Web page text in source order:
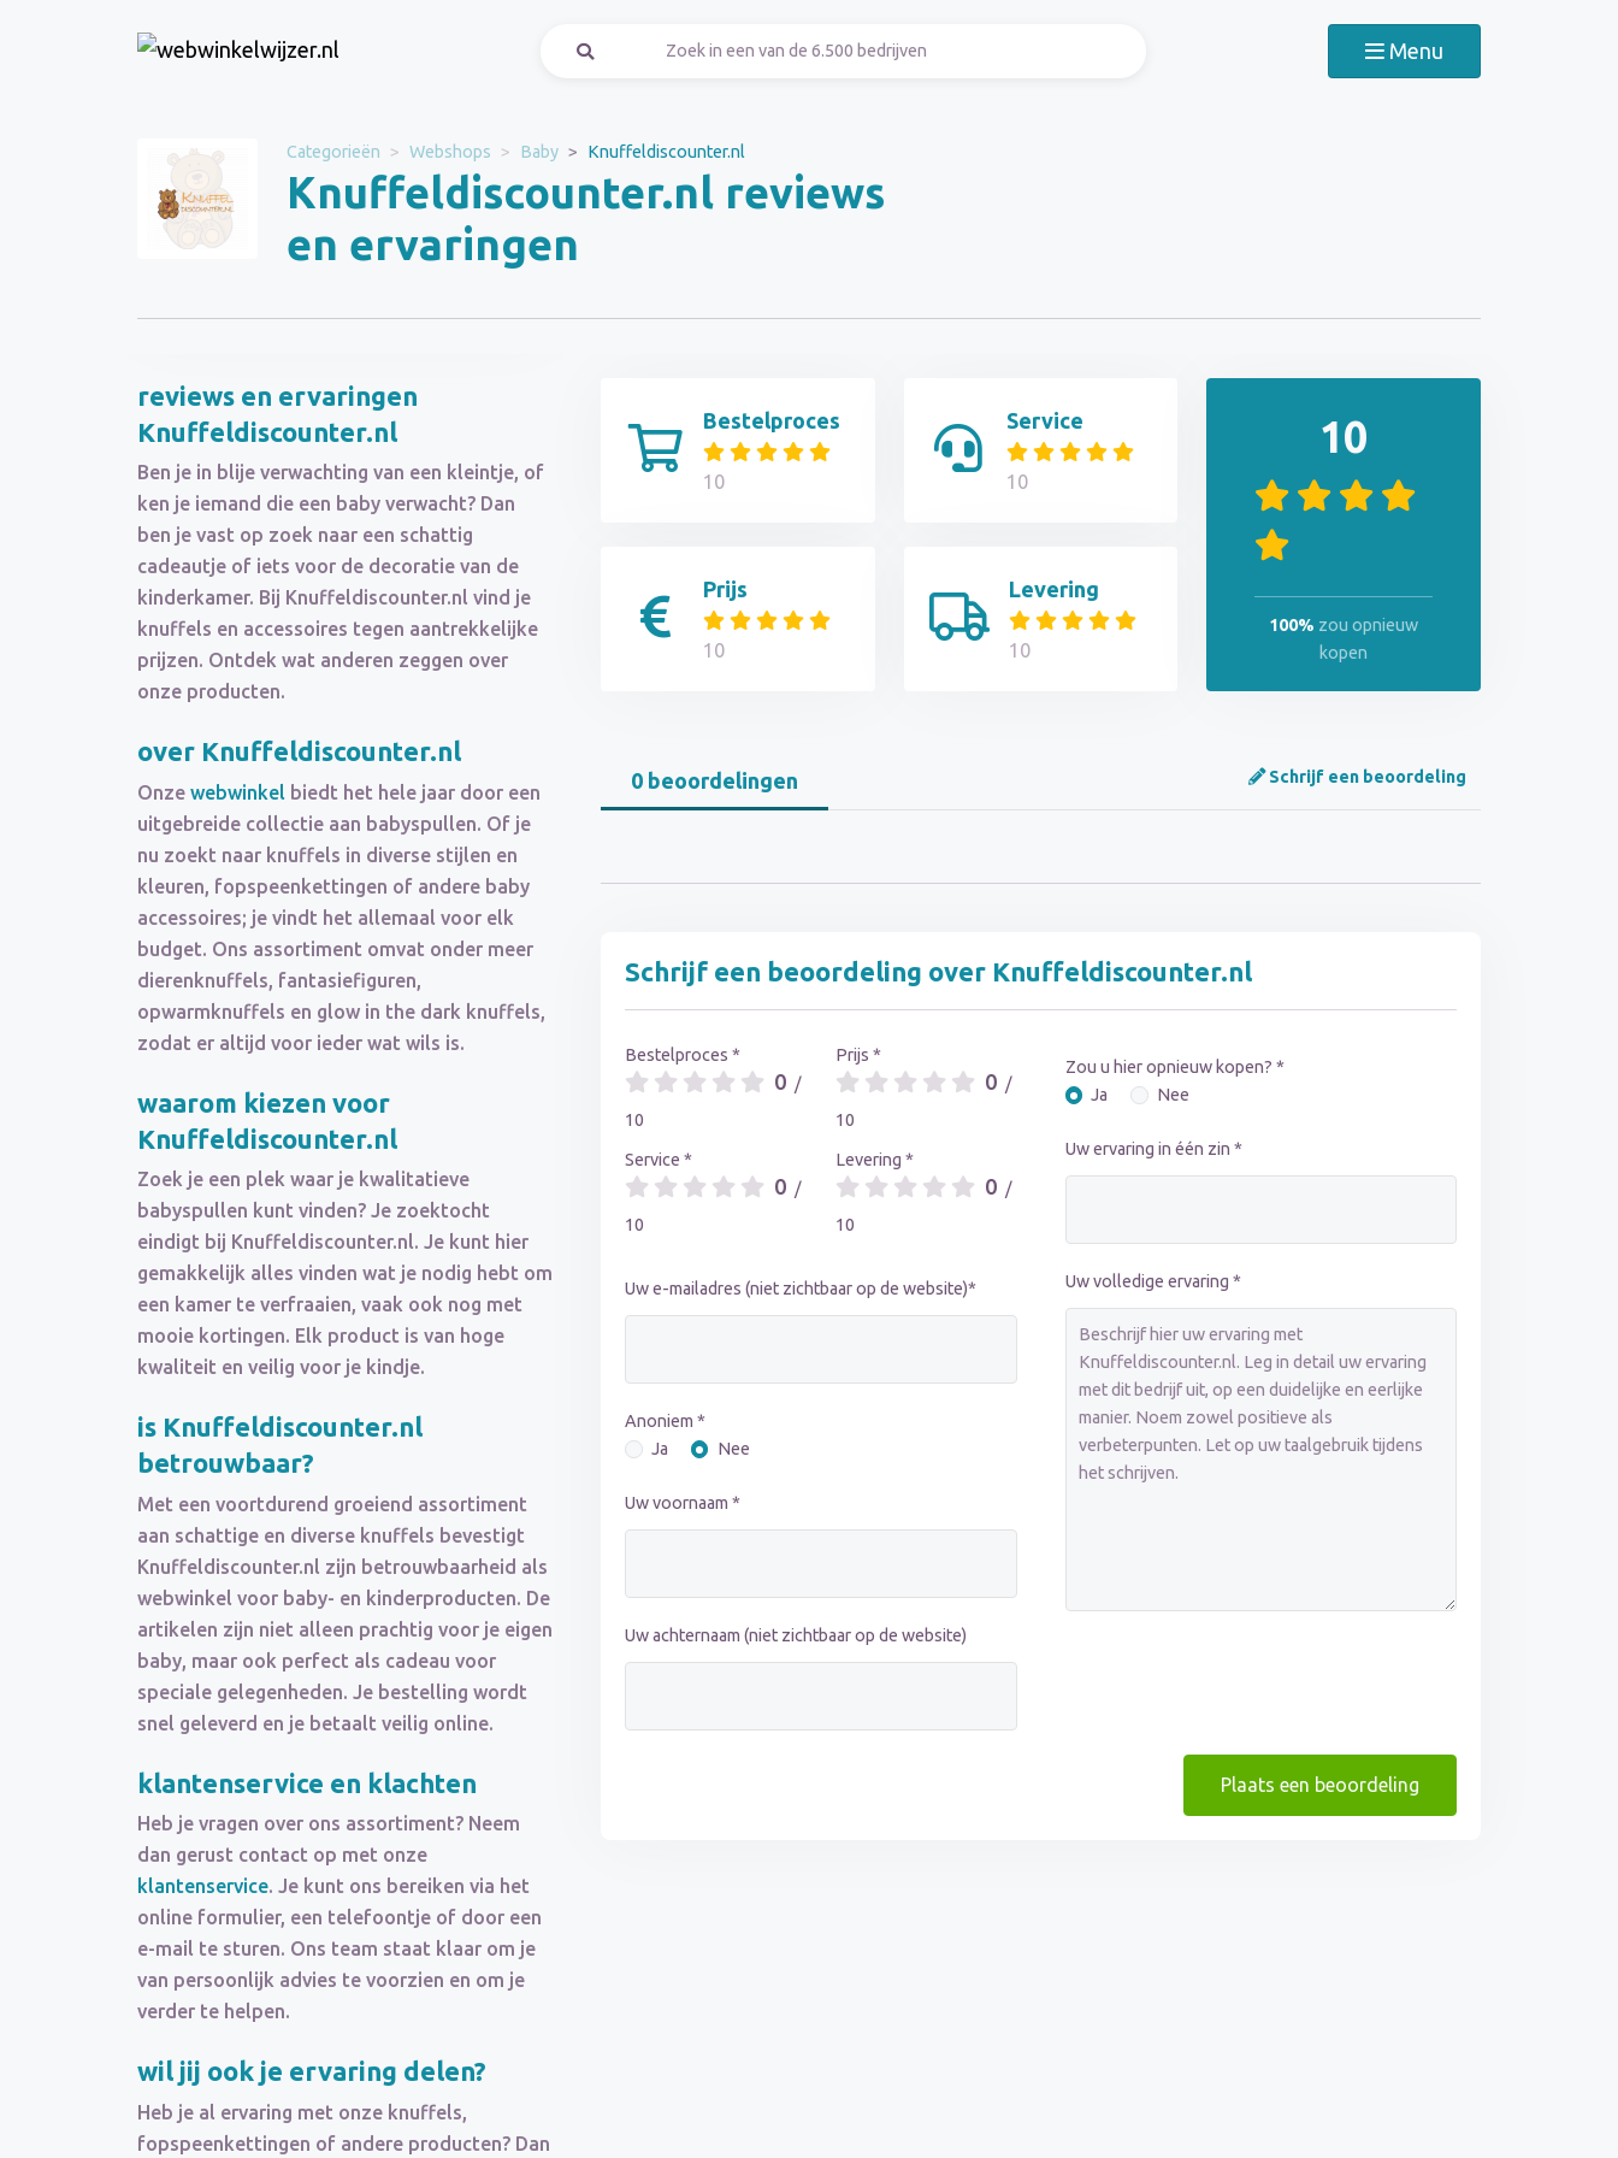
Menu
Categorieën Webshops Baby Knuffeldiscounter.nl
Knuffeldiscounter.nl reviews
en ervaringen
Knuffeldiscounter.nl
Categorie
Webshops
reviews en ervaringen
Knuffeldiscounter.nl
Ben je in blije verwachting van een kleintje, of
ken je iemand die een baby verwacht? Dan
ben je vast op zoek naar een schattig
cadeautje of iets voor de decoratie van de
kinderkamer. Bij Knuffeldiscounter.nl vind je
knuffels en accessoires tegen aantrekkelijke
prijzen. Ontdek wat anderen zeggen over
onze producten.
over Knuffeldiscounter.nl
Onze webwinkel biedt het hele jaar door een
uitgebreide collectie aan babyspullen. Of je
nu zoekt naar knuffels in diverse stijlen en
kleuren, fopspeenkettingen of andere baby
accessoires; je vindt het allemaal voor elk
budget. Ons assortiment omvat onder meer
dierenknuffels, fantasiefiguren,
opwarmknuffels en glow in the dark knuffels,
zodat er altijd voor ieder wat wils is.
waarom kiezen voor
Knuffeldiscounter.nl
Zoek je een plek waar je kwalitatieve
babyspullen kunt vinden? Je zoektocht
eindigt bij Knuffeldiscounter.nl. Je kunt hier
gemakkelijk alles vinden wat je nodig hebt om
een kamer te verfraaien, vaak ook nog met
mooie kortingen. Elk product is van hoge
kwaliteit en veilig voor je kindje.
is Knuffeldiscounter.nl
betrouwbaar?
Met een voortdurend groeiend assortiment
aan schattige en diverse knuffels bevestigt
Knuffeldiscounter.nl zijn betrouwbaarheid als
webwinkel voor baby- en kinderproducten. De
artikelen zijn niet alleen prachtig voor je eigen
baby, maar ook perfect als cadeau voor
speciale gelegenheden. Je bestelling wordt
snel geleverd en je betaalt veilig online.
klantenservice en klachten
Heb je vragen over ons assortiment? Neem
dan gerust contact op met onze
klantenservice. Je kunt ons bereiken via het
online formulier, een telefoontje of door een
e-mail te sturen. Ons team staat klaar om je
van persoonlijk advies te voorzien en om je
verder te helpen.
wil jij ook je ervaring delen?
Heb je al ervaring met onze knuffels,
fopspeenkettingen of andere producten? Dan
Bestelproces
10
Prijs
10
Service
10
Levering
10
10
100% zou opnieuw
kopen
0 beoordelingen Schrijf een beoordeling
Schrijf een beoordeling over Knuffeldiscounter.nl
Bestelproces *
0 /
10
Service *
0 /
10
Prijs *
0 /
10
Levering *
0 /
10
Uw e-mailadres (niet zichtbaar op de website)*
Anoniem *
Ja
Nee
Uw voornaam *
Uw achternaam (niet zichtbaar op de website)
Zou u hier opnieuw kopen? *
Ja
Nee
Uw ervaring in één zin *
Uw volledige ervaring *
Plaats een beoordeling